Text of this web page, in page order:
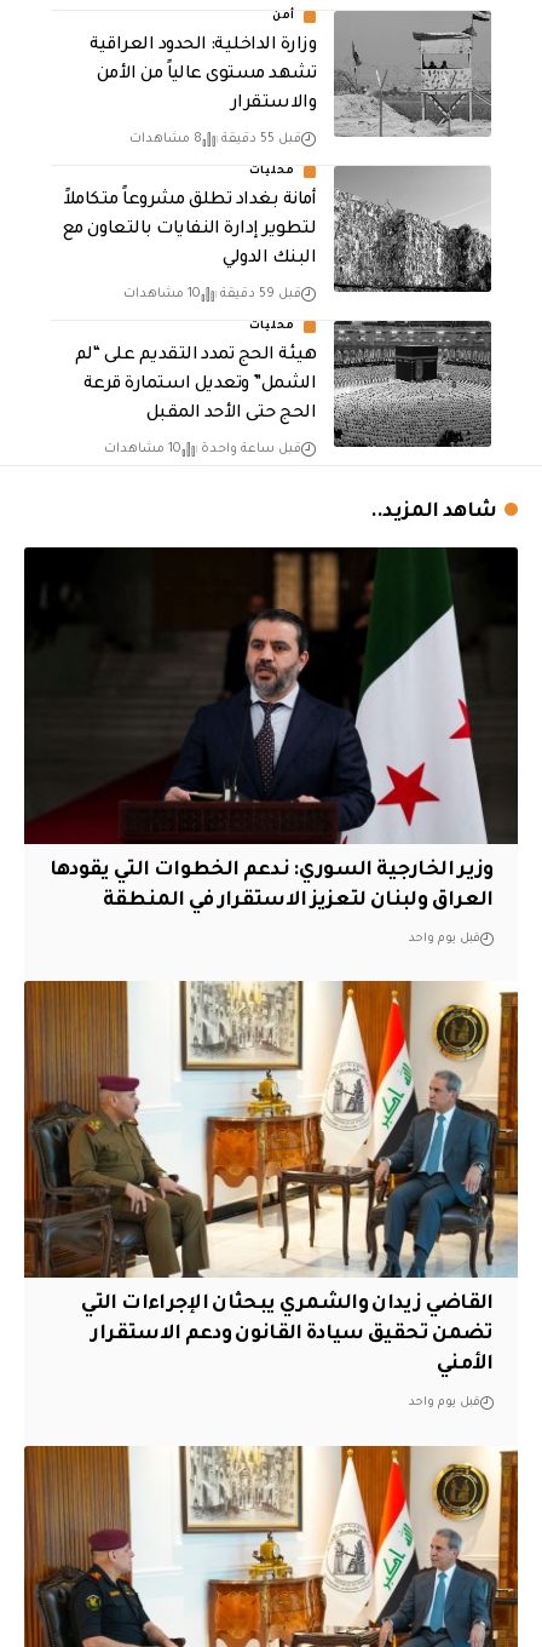
أمن
وزارة الداخلية: الحدود العراقية
تشهد مستوى عالياً من الأمن
والاستقرار
قبل 55 دقيقة 8 مشاهدات
محليات
أمانة بغداد تطلق مشروعاً متكاملاً
لتطوير إدارة النفايات بالتعاون مع
البنك الدولي
قبل 59 دقيقة 10 مشاهدات
محليات
هيئة الحج تمدد التقديم على “لم
الشمل” وتعديل استمارة قرعة
الحج حتى الأحد المقبل
قبل ساعة واحدة 10 مشاهدات
شاهد المزيد..
وزير الخارجية السوري: ندعم الخطوات التي يقودها
العراق ولبنان لتعزيز الاستقرار في المنطقة
قبل يوم واحد
القاضي زيدان والشمري يبحثان الإجراءات التي
تضمن تحقيق سيادة القانون ودعم الاستقرار
الأمني
قبل يوم واحد